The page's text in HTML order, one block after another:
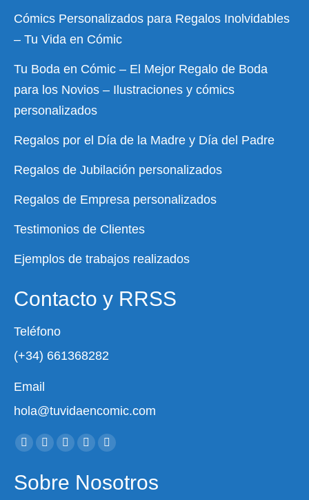
Cómics Personalizados para Regalos Inolvidables
– Tu Vida en Cómic
Tu Boda en Cómic – El Mejor Regalo de Boda
para los Novios – Ilustraciones y cómics
personalizados
Regalos por el Día de la Madre y Día del Padre
Regalos de Jubilación personalizados
Regalos de Empresa personalizados
Testimonios de Clientes
Ejemplos de trabajos realizados
Contacto y RRSS
Teléfono
(+34) 661368282
Email
hola@tuvidaencomic.com
Encuéntranos en:
Sobre Nosotros